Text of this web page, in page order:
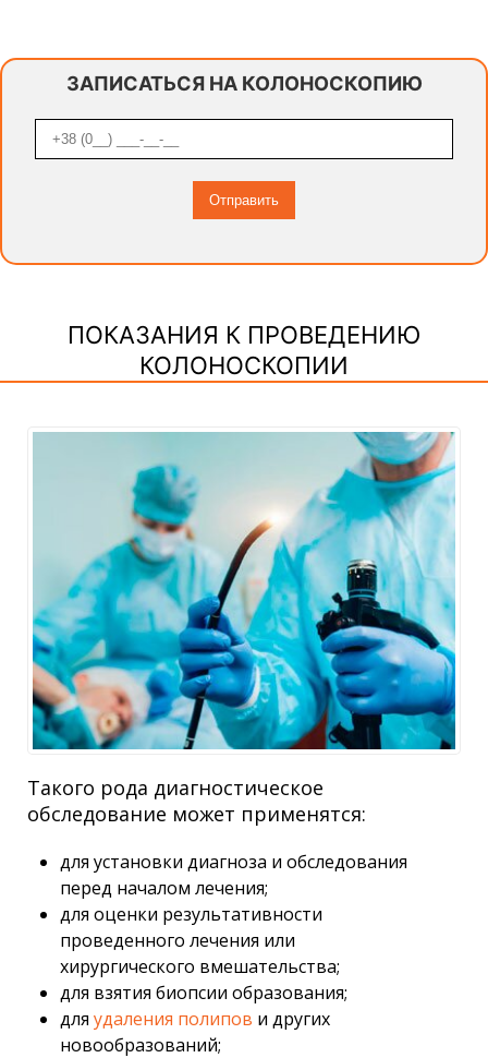
ЗАПИСАТЬСЯ НА КОЛОНОСКОПИЮ
ПОКАЗАНИЯ К ПРОВЕДЕНИЮ
КОЛОНОСКОПИИ
Такого рода диагностическое
обследование может применятся:
для установки диагноза и обследования
перед началом лечения;
для оценки результативности
проведенного лечения или
хирургического вмешательства;
для взятия биопсии образования;
для удаления полипов и других
новообразований;